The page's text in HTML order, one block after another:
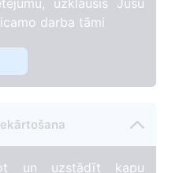
uzklausīs Jūsu
darba tāmi
un uzstādīt kapu